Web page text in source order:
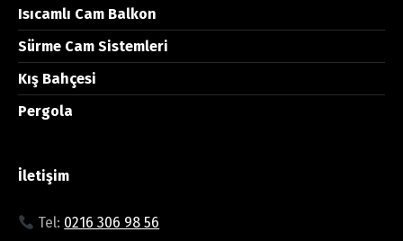
Isıcamlı Cam Balkon
Sürme Cam Sistemleri
Kış Bahçesi
Pergola
İletişim
Tel: 0216 306 98 56